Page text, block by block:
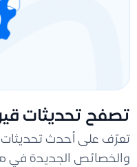
تصفح تحديثات
تعرّف على أحدث تحديثات
والخصائص الجديدة في